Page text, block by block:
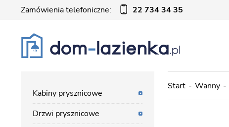
Zamówienia telefoniczne: 22 734 34 35
Start Wanny
Kabiny prysznicowe
Drzwi prysznicowe